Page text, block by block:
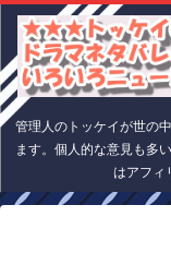
管理人のトッケイが世の
ます。個人的な意見も多
はアフィ